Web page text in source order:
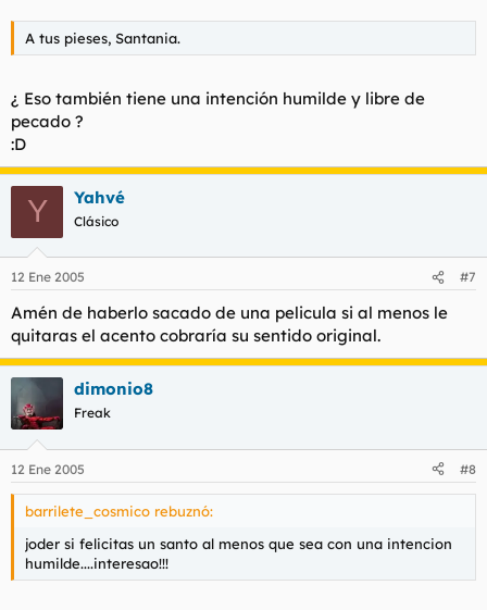
A tus pieses, Santania.
¿ Eso también tiene una intención humilde y libre de
pecado ?
:D
Y Yahvé
Clásico
12 Ene 2005 #7
Amén de haberlo sacado de una pelicula si al menos le
quitaras el acento cobraría su sentido original.
dimonio8
Freak
12 Ene 2005 #8
barrilete_cosmico rebuznó:
joder si felicitas un santo al menos que sea con una intencion
humilde....interesao!!!